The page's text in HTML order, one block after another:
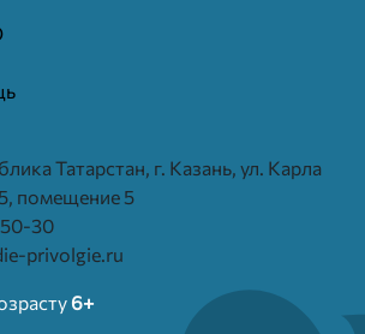
Татарстан, г. Казань, ул. Карла
помещение 5
30
privolgie.ru
6+